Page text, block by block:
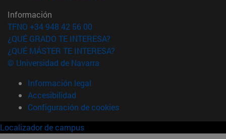
Información
TFNO +34 948 42 56 00
¿QUÉ GRADO TE INTERESA?
¿QUÉ MÁSTER TE INTERESA?
© Universidad de Navarra
Información legal
Accesibilidad
Configuración de cookies
Localizador de campus